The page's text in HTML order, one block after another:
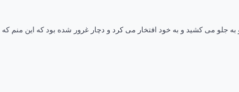
می کشید و به خود افتخار می کرد و دچار غرور شده بود که این منم که